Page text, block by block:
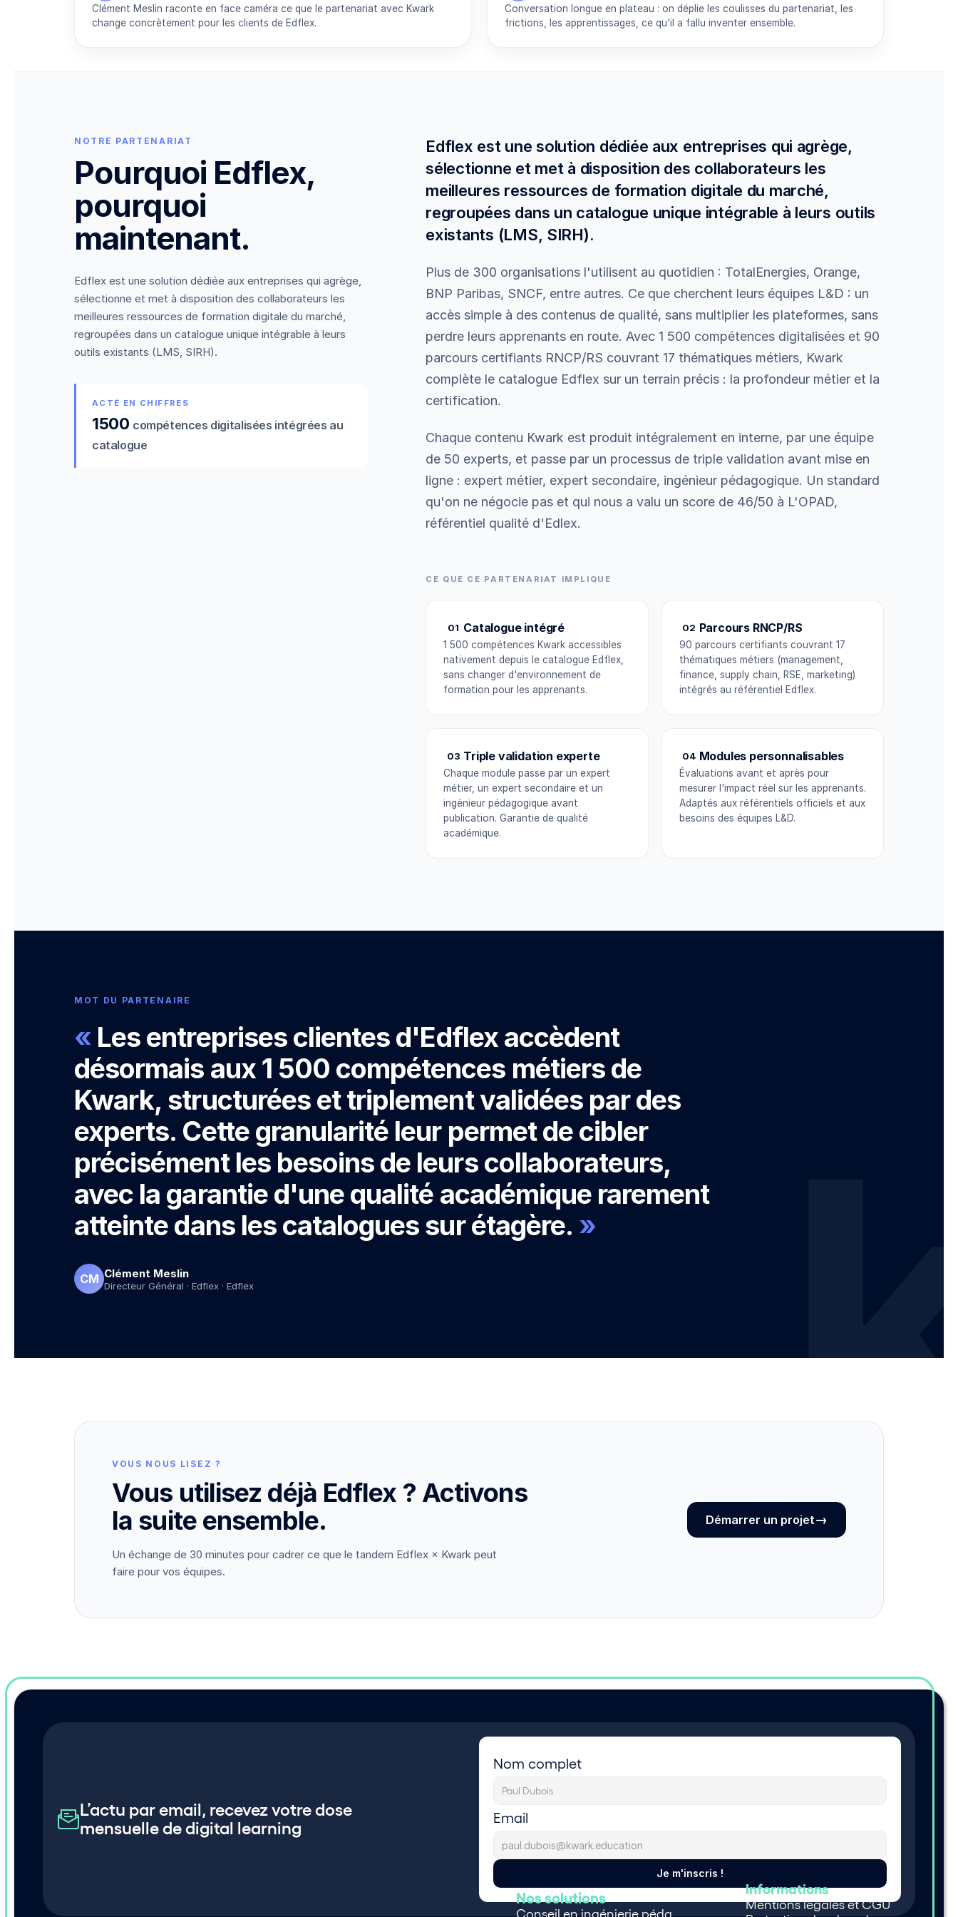
Clément Meslin raconte en face caméra ce que le partenariat avec Kwark
change concrètement pour les clients de Edflex.
Conversation longue en plateau : on déplie les coulisses du partenariat, les
frictions, les apprentissages, ce qu'il a fallu inventer ensemble.
NOTRE PARTENARIAT
Pourquoi Edflex,
pourquoi
maintenant.
Edflex est une solution dédiée aux entreprises qui agrège,
sélectionne et met à disposition des collaborateurs les
meilleures ressources de formation digitale du marché,
regroupées dans un catalogue unique intégrable à leurs
outils existants (LMS, SIRH).
ACTÉ EN CHIFFRES
1500 compétences digitalisées intégrées au
catalogue
Edflex est une solution dédiée aux entreprises qui agrège,
sélectionne et met à disposition des collaborateurs les
meilleures ressources de formation digitale du marché,
regroupées dans un catalogue unique intégrable à leurs outils
existants (LMS, SIRH).
Plus de 300 organisations l'utilisent au quotidien : TotalEnergies, Orange,
BNP Paribas, SNCF, entre autres. Ce que cherchent leurs équipes L&D : un
accès simple à des contenus de qualité, sans multiplier les plateformes, sans
perdre leurs apprenants en route. Avec 1 500 compétences digitalisées et 90
parcours certifiants RNCP/RS couvrant 17 thématiques métiers, Kwark
complète le catalogue Edflex sur un terrain précis : la profondeur métier et la
certification.
Chaque contenu Kwark est produit intégralement en interne, par une équipe
de 50 experts, et passe par un processus de triple validation avant mise en
ligne : expert métier, expert secondaire, ingénieur pédagogique. Un standard
qu'on ne négocie pas et qui nous a valu un score de 46/50 à L'OPAD,
référentiel qualité d'Edlex.
CE QUE CE PARTENARIAT IMPLIQUE
01 Catalogue intégré
1 500 compétences Kwark accessibles
nativement depuis le catalogue Edflex,
sans changer d'environnement de
formation pour les apprenants.
02 Parcours RNCP/RS
90 parcours certifiants couvrant 17
thématiques métiers (management,
finance, supply chain, RSE, marketing)
intégrés au référentiel Edflex.
03 Triple validation experte
Chaque module passe par un expert
métier, un expert secondaire et un
ingénieur pédagogique avant
publication. Garantie de qualité
académique.
04 Modules personnalisables
Évaluations avant et après pour
mesurer l'impact réel sur les apprenants.
Adaptés aux référentiels officiels et aux
besoins des équipes L&D.
MOT DU PARTENAIRE
« Les entreprises clientes d'Edflex accèdent
désormais aux 1 500 compétences métiers de
Kwark, structurées et triplement validées par des
experts. Cette granularité leur permet de cibler
précisément les besoins de leurs collaborateurs,
avec la garantie d'une qualité académique rarement
atteinte dans les catalogues sur étagère. »
CM Clément Meslin
Directeur Général · Edflex · Edflex
VOUS NOUS LISEZ ?
Vous utilisez déjà Edflex ? Activons
la suite ensemble.
Un échange de 30 minutes pour cadrer ce que le tandem Edflex × Kwark peut
faire pour vos équipes.
Démarrer un projet→
L’actu par email, recevez votre dose
mensuelle de digital learning
Nom complet
Email
Je m'inscris !
Nos solutions
Conseil en ingénierie péda
Informations
Mentions légales et CGU